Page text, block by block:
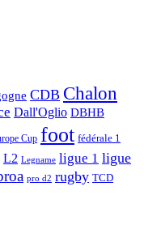
CDB Chalon
Dall'Oglio DBHB
Cup foot fédérale 1
L2 Legname ligue 1 ligue
pro d2 rugby TCD